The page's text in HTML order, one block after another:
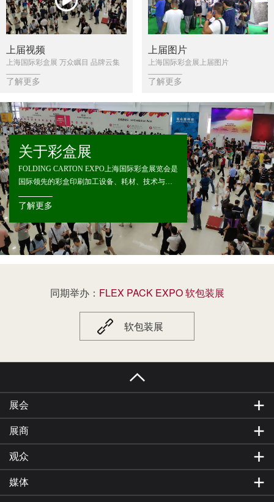
上届视频
上海国际彩盒展 万众瞩目 品牌云集
了解更多
上届图片
上海国际彩盒展上届图片
了解更多
关于彩盒展
FOLDING CARTON EXPO上海国际彩盒展览会是
国际领先的彩盒印刷加工设备、耗材、技术与服
务的商贸平台，汇聚国内外彩盒行业知名品牌和
创新产品。2027上海国际彩盒展览会将于2027年6
国内外逾60000名海内外专业观众到场。2027上海
国际彩盒展览会将与FLEX PACK EXPO上海国际
了解更多
同期举办： FLEX PACK EXPO 软包装展
软包装展
展会
展商
观众
媒体